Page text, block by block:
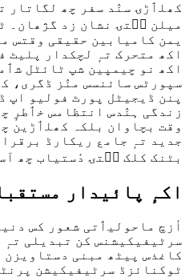
کھلٲڑۍ سنٛد سفر چھ لگاتار
میلن سۭتۍ نشان زد گژھان۔
یمن کامیابین حقیقی وقتس
اکھ متحرک تہٕ لچکدار پلیٹ
اکھ نو چیمپین شپ ٹائٹل
سپورٹس سائنسس منٛز ڈگری،
پنن ڈیجیٹل پورٹ فولیو اپ
زندگی ہنٛدس انتظامس خٲطرٕ
وقت بچاوان بلکہ کھلٲڑین
جدید تہٕ جامع ریکارڈ
بٹنک کلک سۭتۍ دٔستیاب چھ
اکہٕ پائیدار
أزچ ماحولیٲتی شعور کس
سرٹیفیکیشنس کن تبدیلی تہٕ
کاغذس پیٹھ مبنی دستاویزن
ٹوکنائزڈ سرٹیفیکیشن